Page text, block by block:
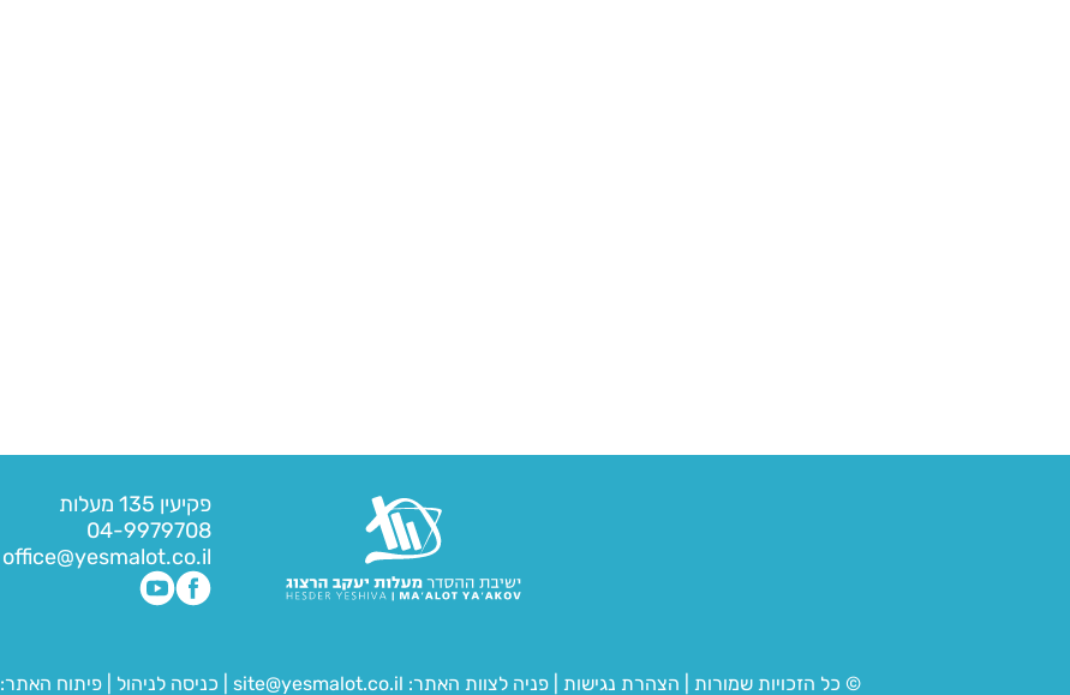
פקיעין 135 מעלות
04-9979708
office@yesmalot.co.il
© כל הזכויות שמורות הצהרת נגישות פניה לצוות האתר: site@yesmalot.co.il כניסה לניהול פיתוח האתר: